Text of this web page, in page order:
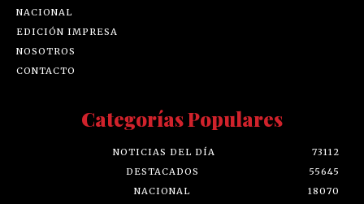
NACIONAL
EDICIÓN IMPRESA
NOSOTROS
CONTACTO
Categorías Populares
NOTICIAS DEL DÍA
73112
DESTACADOS
55645
NACIONAL
18070